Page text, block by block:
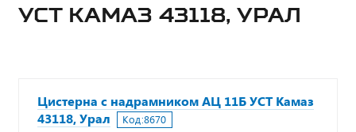
УСТ КАМАЗ 43118, УРАЛ
Цистерна с надрамником АЦ 11Б УСТ Камаз
43118, Урал
Код:8670